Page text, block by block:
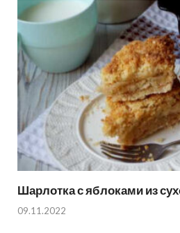
Шарлотка с яблоками из
09.11.2022